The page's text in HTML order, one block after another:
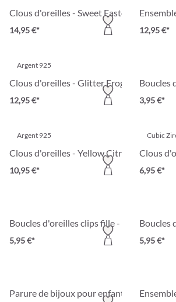
Clous d'oreilles - Sweet Easter
14,95 €* 12,95 €*
Argent 925
Clous d'oreilles - Glitter Frog
12,95 €*
Boucles
3,95 €*
Argent 925
Clous d'oreilles - Yellow Citrus
10,95 €*
Cubic
Clous
6,95 €*
Boucles d'oreilles clips fille - Butterfly /
5,95 €*
Boucles
5,95 €*
Parure de bijoux pour enfant - Sweet Paw